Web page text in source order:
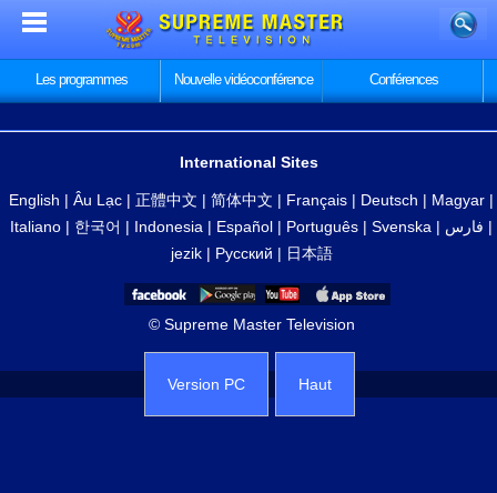
Les programmes Nouvelle vidéoconférence Conférences
International Sites
English | Âu Lạc | 正體中文 | 简体中文 | Français | Deutsch | Magyar |
Italiano | 한국어 | Indonesia | Español | Português | Svenska | فارس |
jezik| Русский | 日本語
© Supreme Master Television
Version PC Haut